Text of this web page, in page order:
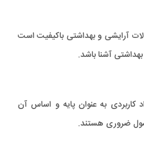
آرایشی و بهداشتی باکیفیت است
بهداشتی آشنا باشد.
کاربردی به عنوان پایه و اساس آن
ضروری هستند.